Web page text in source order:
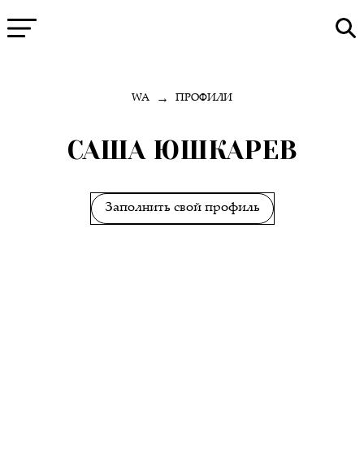
WA → ПРОФИЛИ
САША ЮШКАРЕВ
Заполнить свой профиль